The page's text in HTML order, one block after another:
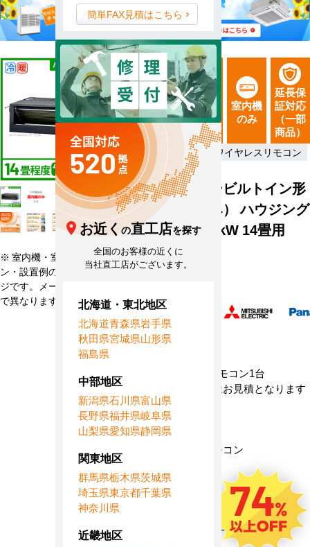
※ 室内機・室外機・リモコ
ン・設置例の画像はイメー
ジです。メーカー、機種等
で異なります。
新品直
送
最新機
種
14畳程
度
4.0kW
室内機
のみ
延長保
証対応
（一部
商品）
室外機側電源 ワイヤレスリモコン
マルチフリービルトイン形
（室内機のみ） ハウジング
エアコン 4.0kW 14畳用
型
番
ZLB40-H
ー
カ
ー
内
容
室内機1台、リモコン1台
※工事費は別途お見積となります
リ
ン
ワイヤレスリモコン
電
源
室外機側電源
262,900円（税込）
74
簡単FAX見積はこちら
お近くの直工店を探す
全国のお客様の近くに
当社直工店がございます。
北海道・東北地区
北海道青森県岩手県
秋田県宮城県山形県
福島県
中部地区
新潟県石川県富山県
長野県福井県岐阜県
山梨県愛知県静岡県
関東地区
群馬県栃木県茨城県
埼玉県東京都千葉県
神奈川県
近畿地区